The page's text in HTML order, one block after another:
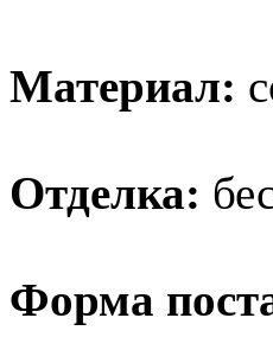
Материал:
Отделка:
Форма